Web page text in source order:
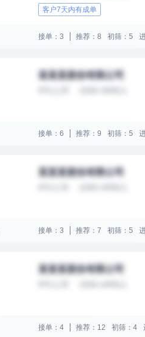
客户7天内有成单
接单：3 推荐：8 初筛：5
某某某股份有限公司
接单：6 推荐：9 初筛：5
某某某股份有限公司
接单：3 推荐：7 初筛：5
某某某股份有限公司
接单：4 推荐：12 初筛：4